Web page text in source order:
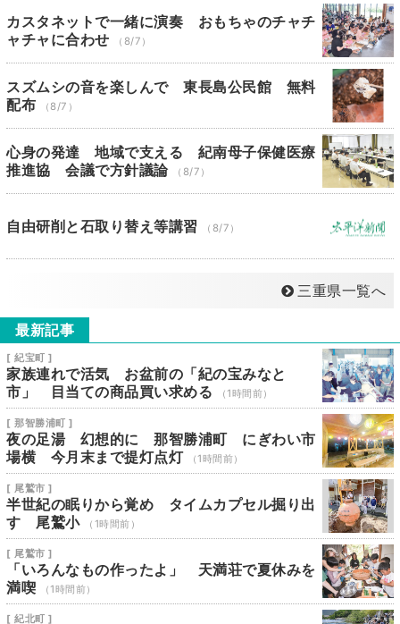
カスタネットで一緒に演奏 おもちゃのチャチ
ャチャに合わせ
（8/7）
スズムシの音を楽しんで 東長島公民館 無料
配布
（8/7）
心身の発達 地域で支える 紀南母子保健医療
推進協 会議で方針議論
（8/7）
自由研削と石取り替え等講習 （8/7）
三重県一覧へ
最新記事
[ 紀宝町 ]
家族連れで活気 お盆前の「紀の宝みなと
市」 目当ての商品買い求める
（1時間前）
[ 那智勝浦町 ]
夜の足湯 幻想的に 那智勝浦町 にぎわい市
場横 今月末まで提灯点灯
（1時間前）
[ 尾鷲市 ]
半世紀の眠りから覚め タイムカプセル掘り出
す 尾鷲小
（1時間前）
[ 尾鷲市 ]
「いろんなもの作ったよ」 天満荘で夏休みを
満喫
（1時間前）
[ 紀北町 ]